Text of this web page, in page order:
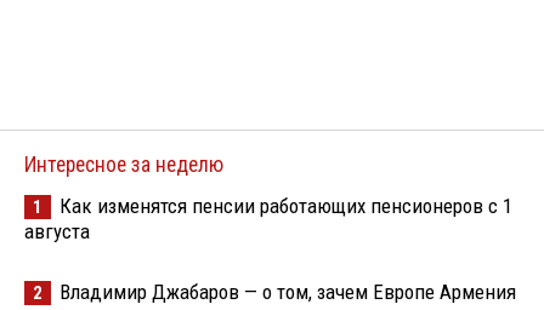
Интересное за неделю
1
Как изменятся пенсии работающих пенсионеров с 1
августа
2 Владимир Джабаров — о том, зачем Европе Армения